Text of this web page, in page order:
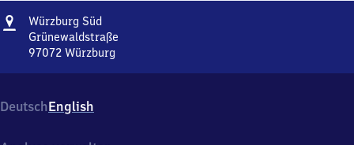
Adresse
Würzburg SüdWürzburg
Süd
Grünewaldstraße
97072 Würzburg
Grünewaldstraße,
9
DeutschEnglish